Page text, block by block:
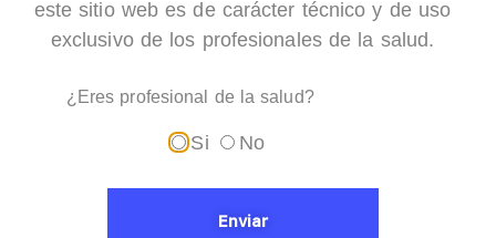
Hora:8:00 am a 7:00 pm
Expofuturo Centro de Convenciones, Pereira
este sitio web es de carácter técnico y de uso
exclusivo de los profesionales de la salud.
¿Eres profesional de la salud?
Si No
Enviar